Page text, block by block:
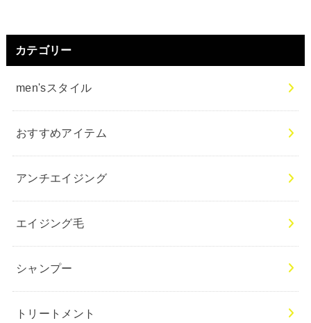
カテゴリー
men'sスタイル
おすすめアイテム
アンチエイジング
エイジング毛
シャンプー
トリートメント